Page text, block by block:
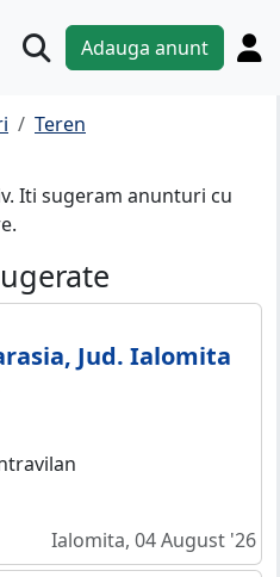
Adauga anunt
Teren
Iti sugeram anunturi cu
Jud. Ialomita
Ialomita, 04 August '26